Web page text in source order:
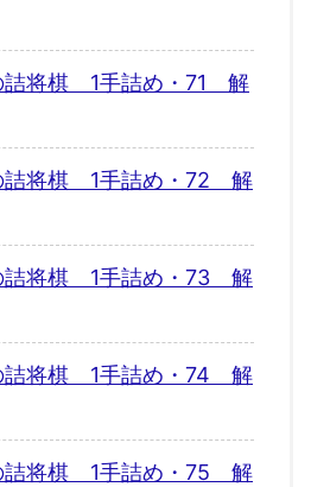
詰将棋 1手詰め・71 解
詰将棋 1手詰め・72 解
詰将棋 1手詰め・73 解
詰将棋 1手詰め・74 解
詰将棋 1手詰め・75 解